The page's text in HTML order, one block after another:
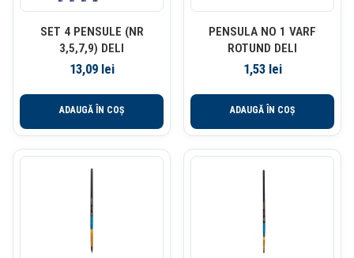
SET 4 PENSULE (NR
3,5,7,9) DELI
13,09 lei
ADAUGĂ ÎN COȘ
PENSULA NO 1 VARF
ROTUND DELI
1,53 lei
ADAUGĂ ÎN COȘ